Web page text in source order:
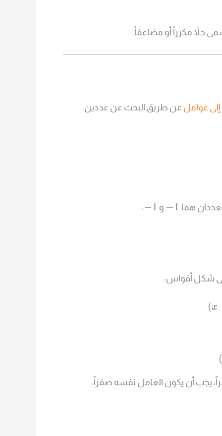
حلاً مكرراً أو مضاعفاً.
إلى عوامل عن طريق البحث عن عددين.
هما −1 و −1
:
على شكل أقواس:
(x
(
يجب أن يكون العامل نفسه صفراً: